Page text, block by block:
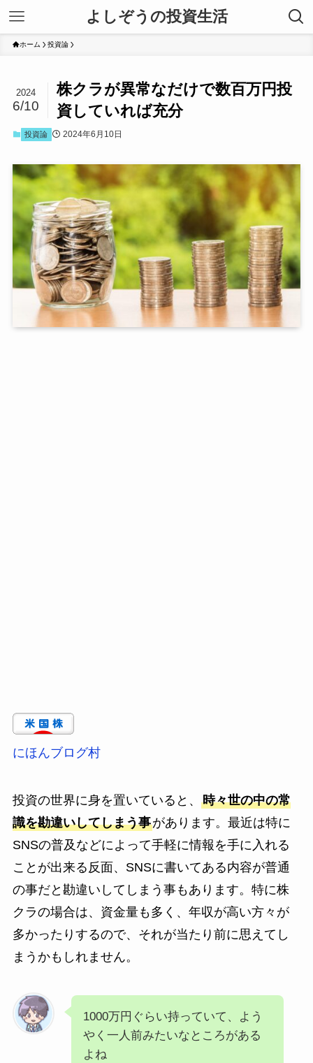
よしぞうの投資生活
ホーム 投資論
株クラが異常なだけで数百万円投
資していれば充分
2024
6/10
投資論 2024年6月10日
にほんブログ村
投資の世界に身を置いていると、 時々世の中の常
識を勘違いしてしまう事があります。最近は特に
SNSの普及などによって手軽に情報を手に入れる
ことが出来る反面、SNSに書いてある内容が普通
の事だと勘違いしてしまう事もあります。特に株
クラの場合は、資金量も多く、年収が高い方々が
多かったりするので、それが当たり前に思えてし
まうかもしれません。
1000万円ぐらい持っていて、よう
やく一人前みたいなところがある
よね